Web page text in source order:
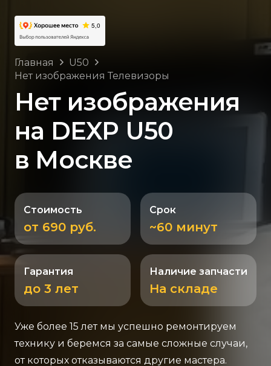
Главная
U50
Нет изображения Телевизоры
Нет изображения
на DEXP U50
в Москве
Стоимость
от 690 руб.
Срок
~60 минут
Гарантия
до 3 лет
Наличие запчасти
На складе
Уже более 15 лет мы успешно ремонтируем
технику и беремся за самые сложные случаи,
от которых отказываются другие мастера.